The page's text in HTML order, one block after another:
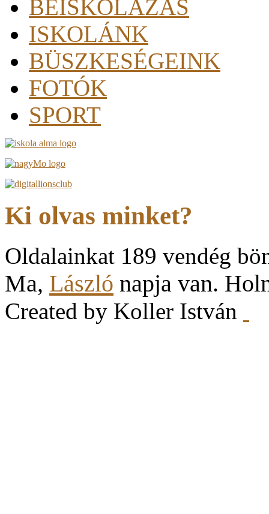
BEISKOLÁZÁS
ISKOLÁNK
BÜSZKESÉGEINK
FOTÓK
SPORT
Ki olvas minket?
Oldalainkat 189 vendég
Ma, László napja van.
Created by Koller István